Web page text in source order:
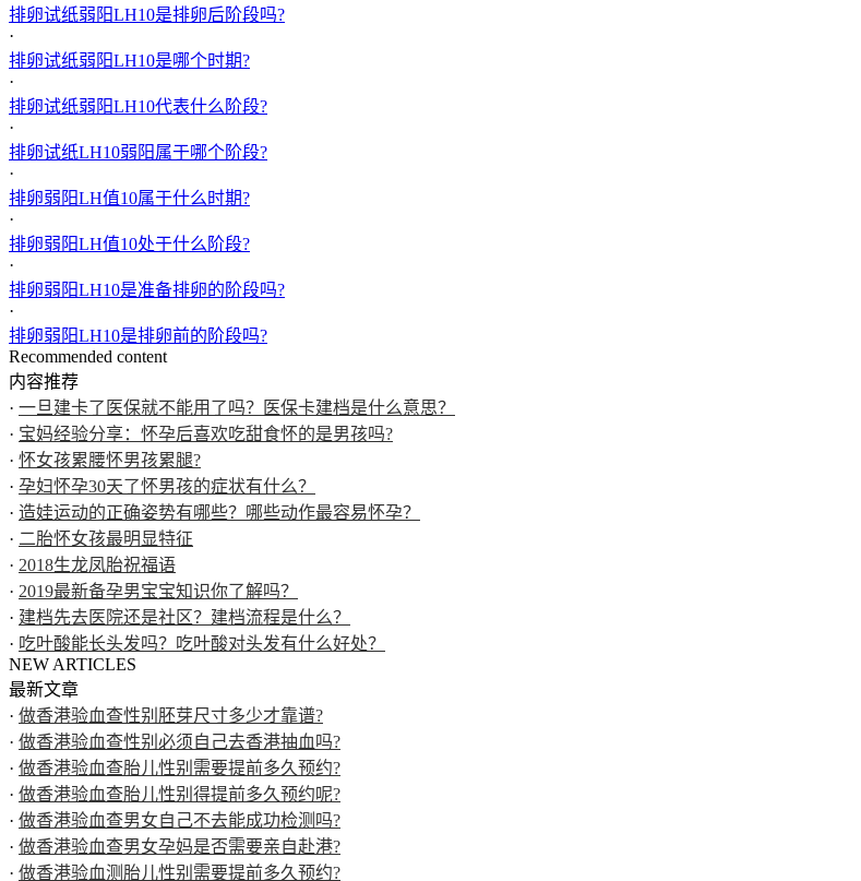
排卵试纸弱阳LH10是排卵后阶段吗?
·
排卵试纸弱阳LH10是哪个时期?
·
排卵试纸弱阳LH10代表什么阶段?
·
排卵试纸LH10弱阳属于哪个阶段?
·
排卵弱阳LH值10属于什么时期?
·
排卵弱阳LH值10处于什么阶段?
·
排卵弱阳LH10是准备排卵的阶段吗?
·
排卵弱阳LH10是排卵前的阶段吗?
Recommended content
内容推荐
· 一旦建卡了医保就不能用了吗？医保卡建档是什么意思？
· 宝妈经验分享：怀孕后喜欢吃甜食怀的是男孩吗?
· 怀女孩累腰怀男孩累腿?
· 孕妇怀孕30天了怀男孩的症状有什么？
· 造娃运动的正确姿势有哪些？哪些动作最容易怀孕？
· 二胎怀女孩最明显特征
· 2018生龙凤胎祝福语
· 2019最新备孕男宝宝知识你了解吗？
· 建档先去医院还是社区？建档流程是什么？
· 吃叶酸能长头发吗？吃叶酸对头发有什么好处？
NEW ARTICLES
最新文章
· 做香港验血查性别胚芽尺寸多少才靠谱?
· 做香港验血查性别必须自己去香港抽血吗?
· 做香港验血查胎儿性别需要提前多久预约?
· 做香港验血查胎儿性别得提前多久预约呢?
· 做香港验血查男女自己不去能成功检测吗?
· 做香港验血查男女孕妈是否需要亲自赴港?
· 做香港验血测胎儿性别需要提前多久预约?